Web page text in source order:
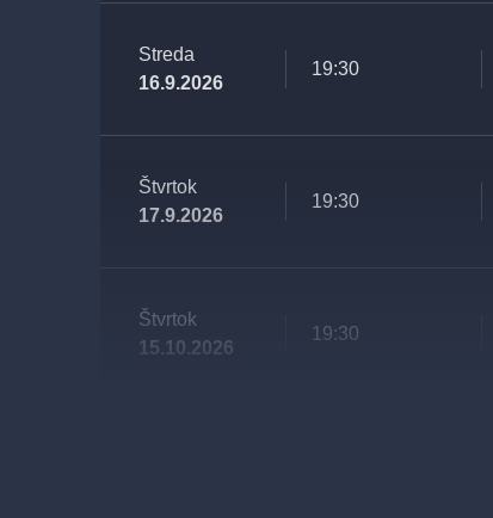
Streda
16.9.2026
19:30
Štvrtok
17.9.2026
19:30
Štvrtok
15.10.2026
19:30